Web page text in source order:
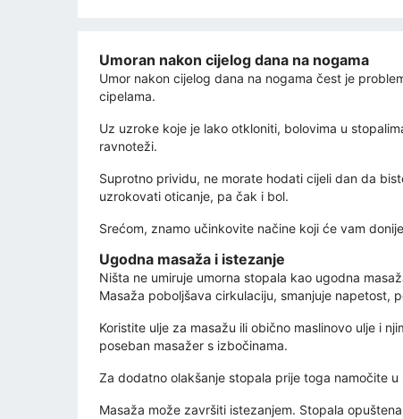
Umoran nakon cijelog dana na nogama
Umor nakon cijelog dana na nogama čest je
cipelama.
Uz uzroke koje je lako otkloniti, bolovima u
ravnoteži.
Suprotno prividu, ne morate hodati cijeli dan da
uzrokovati oticanje, pa čak i bol.
Srećom, znamo učinkovite načine koji će vam
Ugodna masaža i istezanje
Ništa ne umiruje umorna stopala kao ugodna
Masaža poboljšava cirkulaciju, smanjuje napetost,
Koristite ulje za masažu ili obično maslinovo ulje i
poseban masažer s izbočinama.
Za dodatno olakšanje stopala prije toga namočite
Masaža može završiti istezanjem. Stopala